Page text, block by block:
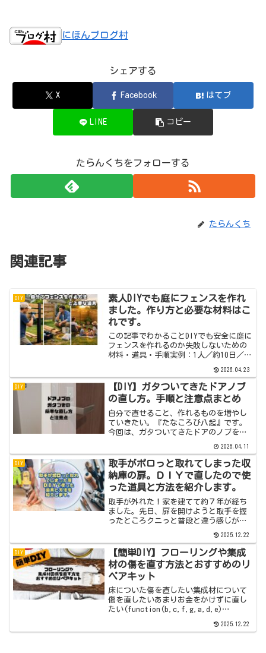
にほんブログ村
シェアする
X Facebook はてブ
LINE コピー
たらんくちをフォローする
たらんくち
関連記事
DIY
素人DIYでも庭にフェンスを作れ
ました。作り方と必要な材料はこ
れです。
この記事でわかることDIYでも安全に庭に
フェンスを作れるのか失敗しないための
材料・道具・手順実例：1人／約10日／約
イント家を建てた時に一緒に作る方が多
い一方、家を建ててしばらくしてからフ
ェンスを作る方...
2026.04.23
DIY
【DIY】ガタついてきたドアノブ
の直し方。手順と注意点まとめ
自分で直せること、作れるものを増やし
ていきたい。『たなころび八起』です。
今回は、ガタついてきたドアのノブを直
ノブがゆるんできて、ドアを開けたり閉
めたりするのは問題なく出来ますが、ガ
タガタしてきました。ポロ...
2026.04.11
DIY
取手がポロっと取れてしまった収
納庫の扉。ＤＩＹで直したので使
った道具と方法を紹介します。
取手が外れた！家を建てて約７年が経ち
ました。先日、扉を開けようと取手を握
ったところクニっと普段と違う感じがし
がブラブラしている。扉の内側を見たけ
れど見た感じではちょっと分からない。
夫が確認してみたところ、...
2025.12.22
DIY
【簡単DIY】フローリングや集成
材の傷を直す方法とおすすめのリ
ペアキット
床についた傷を直したい集成材について
傷を直したいあまりお金をかけずに直し
たい(function(b,c,f,g,a,d,e)
nction(){arguments.curr...
2025.12.22